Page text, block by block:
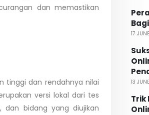
dan memastikan
tinggi dan rendahnya nilai
versi lokal dari tes
dan bidang yang diujikan
17
13
Trik